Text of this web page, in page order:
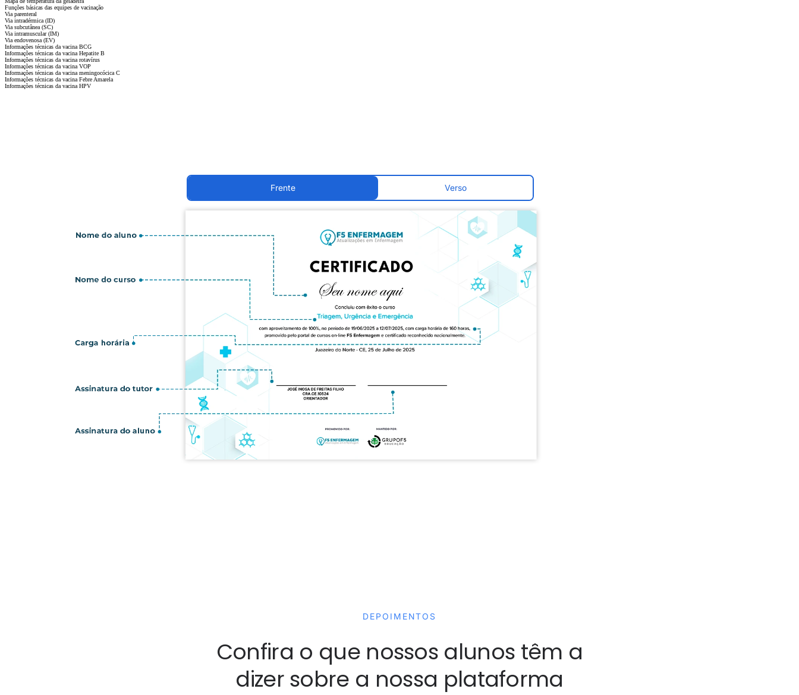
Funções básicas das equipes de vacinação
Via parenteral
Via intradérmica (ID)
Via subcutânea (SC)
Via intramuscular (IM)
Via endovenosa (EV)
Informações técnicas da vacina BCG
Informações técnicas da vacina Hepatite B
Informações técnicas da vacina rotavírus
Informações técnicas da vacina VOP
Informações técnicas da vacina meningocócica C
Informações técnicas da vacina Febre Amarela
Informações técnicas da vacina HPV
Frente Verso
DEPOIMENTOS
Confira o que nossos alunos têm a
dizer sobre a nossa plataforma